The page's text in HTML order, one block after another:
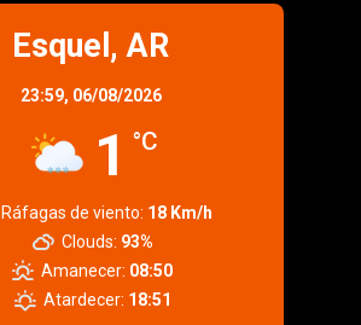
Esquel, AR
23:59, 06/08/2026
1 °C
Ráfagas de viento: 18 Km/h
Clouds: 93%
Amanecer: 08:50
Atardecer: 18:51